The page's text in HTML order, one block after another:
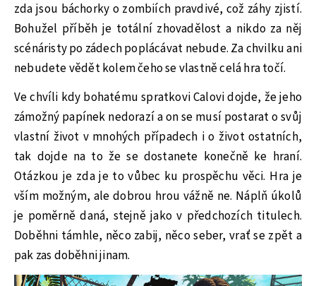
zda jsou báchorky o zombiích pravdivé, což záhy zjistí.
Bohužel příběh je totální zhovadělost a nikdo za něj
scénáristy po zádech poplácávat nebude. Za chvilku ani
nebudete vědět kolem čeho se vlastně celá hra točí.
Ve chvíli kdy bohatému spratkovi Calovi dojde, že jeho
zámožný papínek nedorazí a on se musí postarat o svůj
vlastní život v mnohých případech i o život ostatních,
tak dojde na to že se dostanete konečně ke hraní.
Otázkou je zda je to vůbec ku prospěchu věci. Hra je
vším možným, ale dobrou hrou vážně ne. Náplň úkolů
je poměrně daná, stejně jako v předchozích titulech.
Doběhni támhle, něco zabij, něco seber, vrať se zpět a
pak zas doběhni jinam.